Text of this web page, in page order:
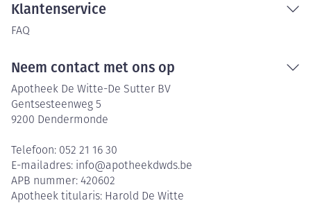
Klantenservice
FAQ
Neem contact met ons op
Apotheek De Witte-De Sutter BV
Gentsesteenweg 5
9200 Dendermonde
Telefoon: 052 21 16 30
E-mailadres: info@apotheekdwds.be
APB nummer: 420602
Apotheek titularis: Harold De Witte